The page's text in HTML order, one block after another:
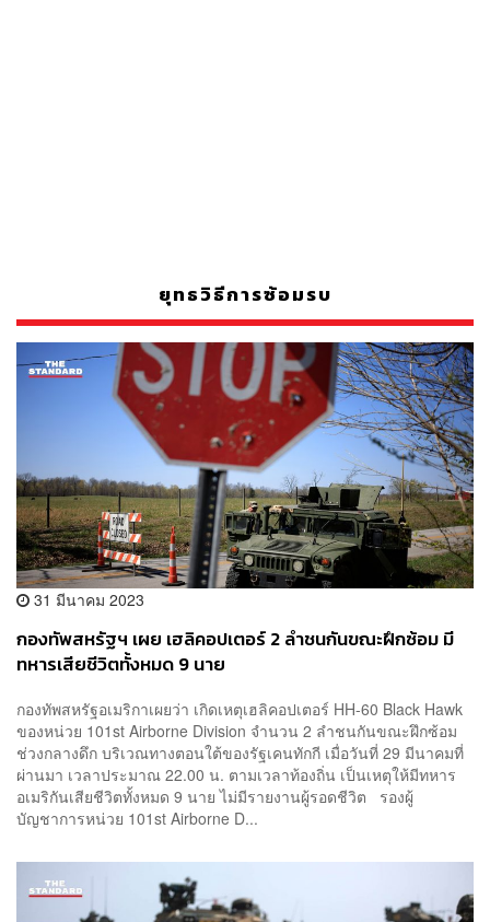
ยุทธวิธีการซ้อมรบ
31 มีนาคม 2023
กองทัพสหรัฐฯ เผย เฮลิคอปเตอร์ 2 ลำชนกันขณะฝึกซ้อม มี
ทหารเสียชีวิตทั้งหมด 9 นาย
กองทัพสหรัฐอเมริกาเผยว่า เกิดเหตุเฮลิคอปเตอร์ HH-60 Black Hawk
ของหน่วย 101st Airborne Division จำนวน 2 ลำชนกันขณะฝึกซ้อม
ช่วงกลางดึก บริเวณทางตอนใต้ของรัฐเคนทักกี เมื่อวันที่ 29 มีนาคมที่
ผ่านมา เวลาประมาณ 22.00 น. ตามเวลาท้องถิ่น เป็นเหตุให้มีทหาร
อเมริกันเสียชีวิตทั้งหมด 9 นาย ไม่มีรายงานผู้รอดชีวิต รองผู้
บัญชาการหน่วย 101st Airborne D...